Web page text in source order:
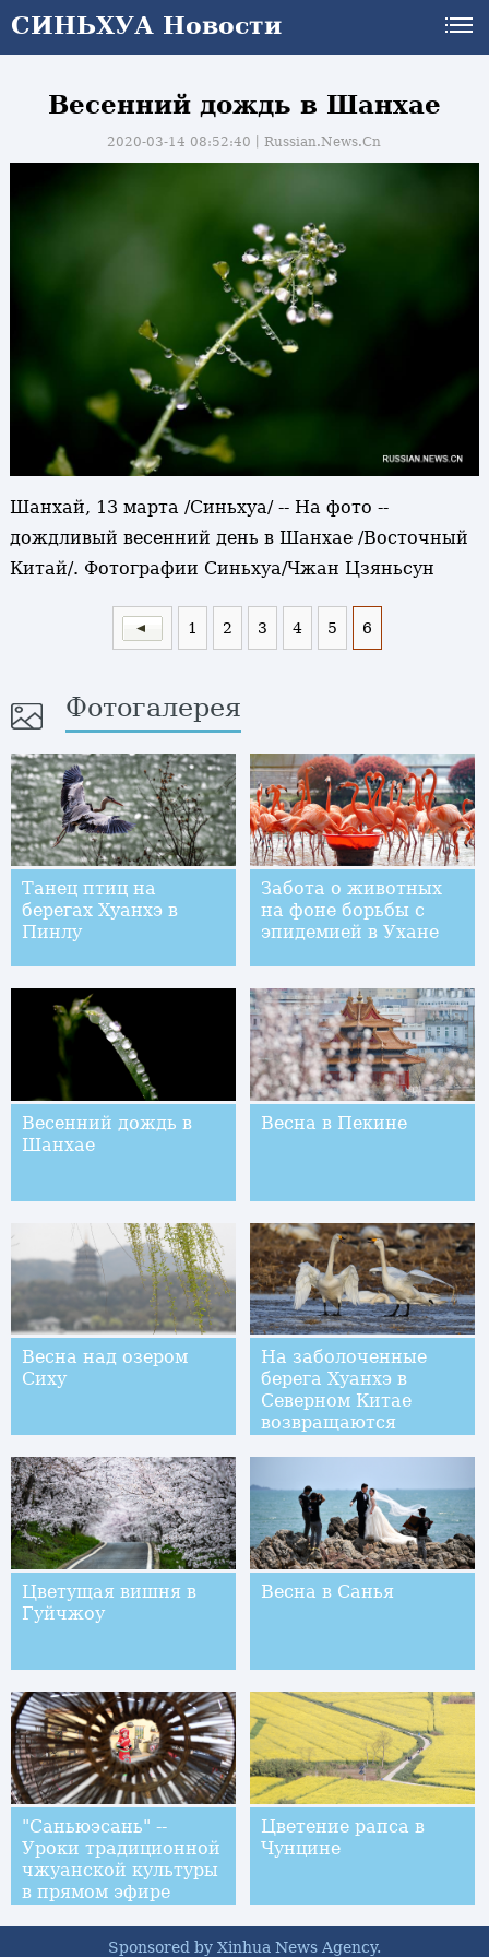
СИНЬХУА Новости
Весенний дождь в Шанхае
2020-03-14 08:52:40丨Russian.News.Cn
Шанхай, 13 марта /Синьхуа/ -- На фото --
дождливый весенний день в Шанхае /Восточный
Китай/. Фотографии Синьхуа/Чжан Цзяньсун
1 2 3 4 5 6
Фотогалерея
Танец птиц на
берегах Хуанхэ в
Пинлу
Забота о животных
на фоне борьбы с
эпидемией в Ухане
Весенний дождь в
Шанхае
Весна в Пекине
Весна над озером
Сиху
На заболоченные
берега Хуанхэ в
Северном Китае
возвращаются
Цветущая вишня в
Гуйчжоу
Весна в Санья
"Саньюэсань" --
Уроки традиционной
чжуанской культуры
в прямом эфире
Цветение рапса в
Чунцине
Sponsored by Xinhua News Agency.